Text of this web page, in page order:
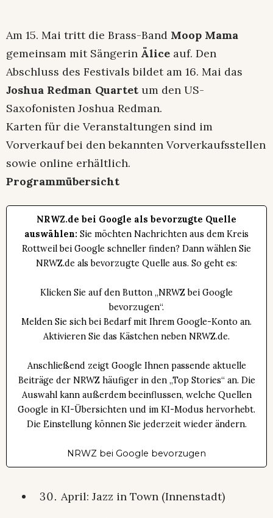
Am 15. Mai tritt die Brass-Band Moop Mama
gemeinsam mit Sängerin Älice auf. Den
Abschluss des Festivals bildet am 16. Mai das
Joshua Redman Quartet um den US-
Saxofonisten Joshua Redman.
Karten für die Veranstaltungen sind im
Vorverkauf bei den bekannten Vorverkaufsstellen
sowie online erhältlich.
Programmübersicht
NRWZ.de bei Google als bevorzugte Quelle
auswählen: Sie möchten Nachrichten aus dem Kreis
Rottweil bei Google schneller finden? Dann wählen Sie
NRWZ.de als bevorzugte Quelle aus. So geht es:
Klicken Sie auf den Button „NRWZ bei Google
bevorzugen“.
Melden Sie sich bei Bedarf mit Ihrem Google-Konto an.
Aktivieren Sie das Kästchen neben NRWZ.de.
Anschließend zeigt Google Ihnen passende aktuelle
Beiträge der NRWZ häufiger in den „Top Stories“ an. Die
Auswahl kann außerdem beeinflussen, welche Quellen
Google in KI-Übersichten und im KI-Modus hervorhebt.
Die Einstellung können Sie jederzeit wieder ändern.
NRWZ bei Google bevorzugen
April: Jazz in Town (Innenstadt)